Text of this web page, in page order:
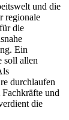
und die
regionale
die
Ein
soll allen
durchlaufen
und
die